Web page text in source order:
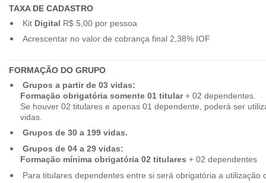
TAXA DE CADASTRO
Kit Digital R$ 5,00 por pessoa
Acrescentar no valor de cobrança final 2,38% IOF
FORMAÇÃO DO GRUPO
Grupos a partir de 03 vidas:
Formação obrigatória somente 01 titular+ 02 dependentes.
Se houver 02 titulares e apenas 01 dependente, poderá ser
vidas.
Grupos de 30 a 199 vidas.
Grupos de 04 a 29 vidas:
Formação mínima obrigatória 02 titulares + 02 dependentes
Para titulares dependentes entre si será obrigatória a utilização